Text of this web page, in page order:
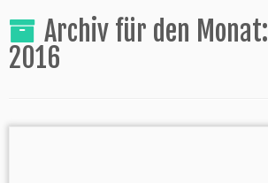
Archiv für den Monat:
2016